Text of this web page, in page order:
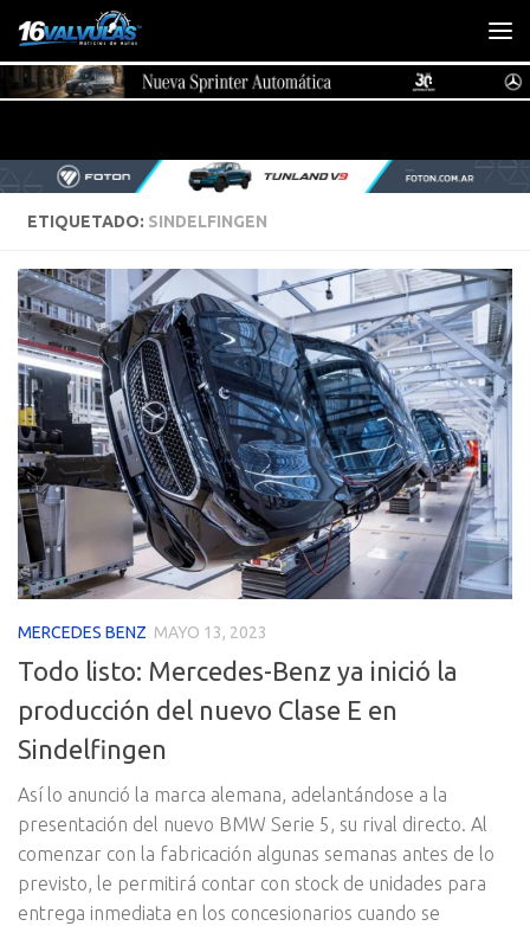
Saltar al contenido
ETIQUETADO: SINDELFINGEN
MERCEDES BENZ MAYO 13, 2023
Todo listo: Mercedes-Benz ya inició la
producción del nuevo Clase E en
Sindelfingen
Así lo anunció la marca alemana, adelantándose a la
presentación del nuevo BMW Serie 5, su rival directo. Al
comenzar con la fabricación algunas semanas antes de lo
previsto, le permitirá contar con stock de unidades para
entrega inmediata en los concesionarios cuando se